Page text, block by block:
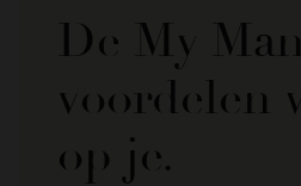
De My
voordelen
op je.